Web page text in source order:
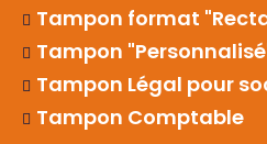
Tampon format
Tampon
Tampon Légal pour
Tampon Comptable